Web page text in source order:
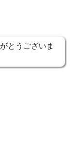
とうございま